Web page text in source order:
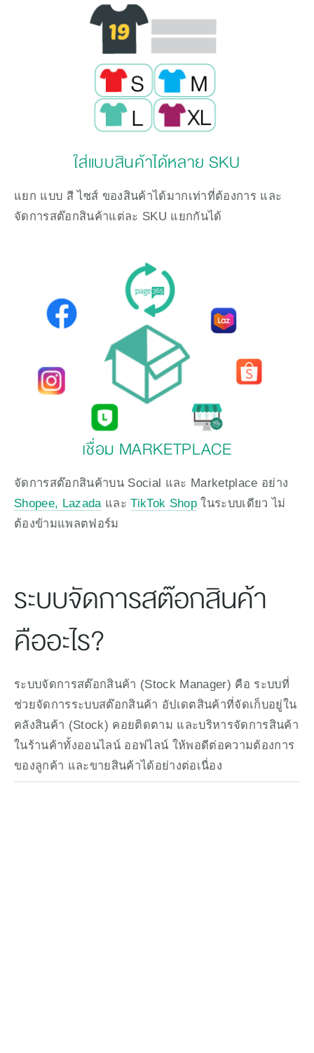
ใส่แบบสินค้าได้หลาย SKU
แยก แบบ สี ไซส์ ของสินค้าได้มากเท่าที่ต้องการ และ
จัดการสต๊อกสินค้าแต่ละ SKU แยกกันได้
เชื่อม MARKETPLACE
Shopee, Lazada และ TikTok Shop ในระบบเดียว ไม่
ต้องข้ามแพลตฟอร์ม
ระบบจัดการสต๊อกสินค้า
คืออะไร?
ระบบจัดการสต๊อกสินค้า (Stock Manager) คือ ระบบที่
ช่วยจัดการระบบสต๊อกสินค้า อัปเดตสินค้าที่จัดเก็บอยู่ใน
คลังสินค้า (Stock) คอยติดตาม และบริหารจัดการสินค้า
ในร้านค้าทั้งออนไลน์ ออฟไลน์ ให้พอดีต่อความต้องการ
ของลูกค้า และขายสินค้าได้อย่างต่อเนื่อง